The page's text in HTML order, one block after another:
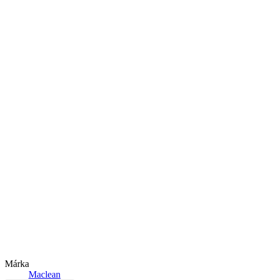
Márka
Maclean